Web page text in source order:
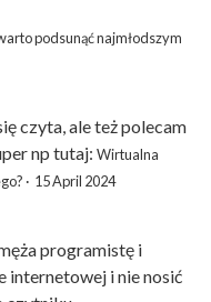
podsunąć najmłodszym
czyta, ale też polecam
np tutaj: Wirtualna
· 15 April 2024
programistę i
internetowej i nie nosić